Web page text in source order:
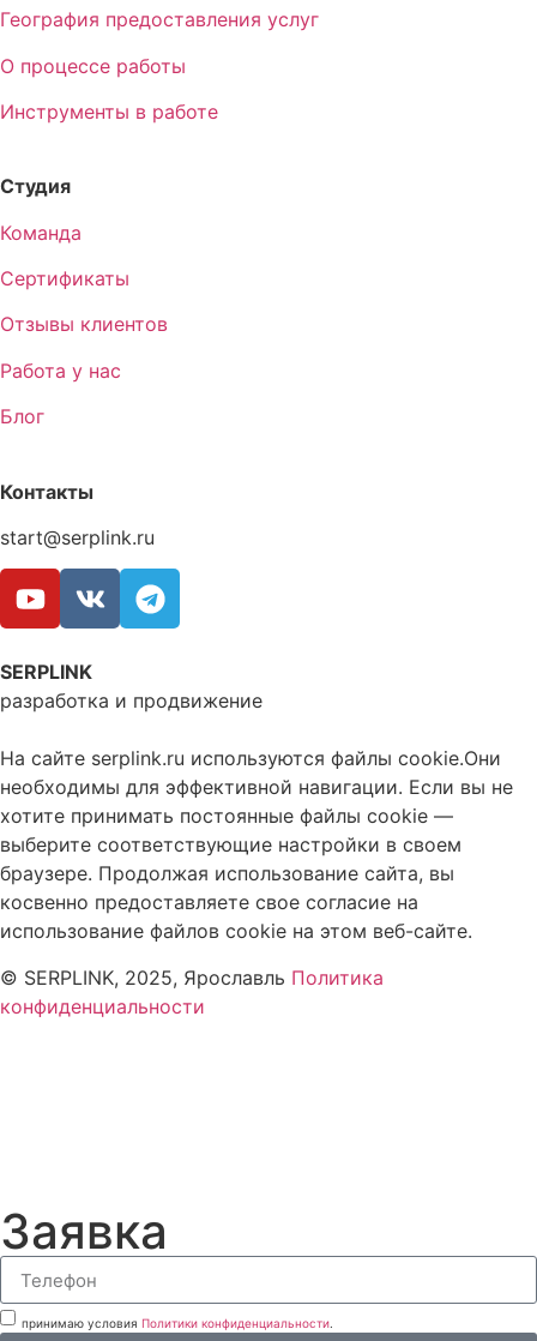
География предоставления услуг
О процессе работы
Инструменты в работе
Студия
Команда
Сертификаты
Отзывы клиентов
Работа у нас
Блог
Контакты
start@serplink.ru
SERPLINK
разработка и продвижение
На сайте serplink.ru используются файлы cookie.Они
необходимы для эффективной навигации. Если вы не
хотите принимать постоянные файлы cookie —
выберите соответствующие настройки в своем
браузере. Продолжая использование сайта, вы
косвенно предоставляете свое согласие на
использование файлов cookie на этом веб-сайте.
© SERPLINK, 2025, Ярославль Политика
конфиденциальности
Заявка
принимаю условия Политики конфиденциальности